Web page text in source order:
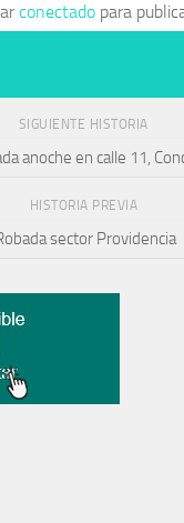
conectado para
SIGUIENTE HISTORIA
anoche en calle 11,
HISTORIA PREVIA
sector Providencia